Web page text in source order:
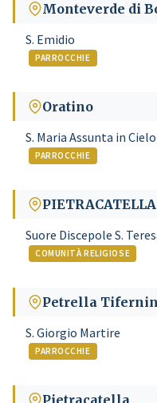
Monteverde di
S. Emidio
PARROCCHIE
Oratino
S. Maria Assunta in Cielo
PARROCCHIE
PIETRACATELLA
Suore Discepole S.
COMUNITÀ RELIGIOSE
Petrella
S. Giorgio Martire
PARROCCHIE
Pietracatella